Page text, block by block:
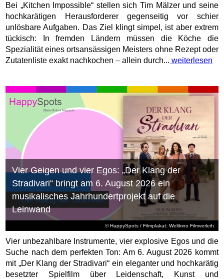
Bei „Kitchen Impossible“ stellen sich Tim Mälzer und seine
hochkarätigen Herausforderer gegenseitig vor schier
unlösbare Aufgaben. Das Ziel klingt simpel, ist aber extrem
tückisch: In fremden Ländern müssen die Köche die
Spezialität eines ortsansässigen Meisters ohne Rezept oder
Zutatenliste exakt nachkochen – allein durch... weiterlesen
© HappySpots / Filmplakat: Weltkino Filmverleih
Vier Geigen und vier Egos: „Der Klang der
Stradivari“ bringt am 6. August 2026 ein
musikalisches Jahrhundertprojekt auf die
Leinwand
Vier unbezahlbare Instrumente, vier explosive Egos und die
Suche nach dem perfekten Ton: Am 6. August 2026 kommt
mit „Der Klang der Stradivari“ ein eleganter und hochkarätig
besetzter Spielfilm über Leidenschaft, Kunst und